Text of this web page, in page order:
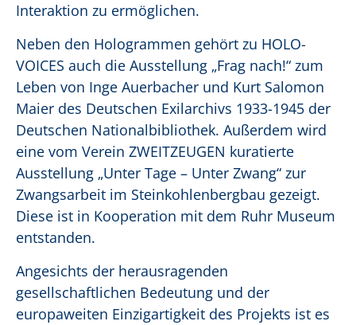
Interaktion zu ermöglichen.
Neben den Hologrammen gehört zu HOLO-
VOICES auch die Ausstellung „Frag nach!“ zum
Leben von Inge Auerbacher und Kurt Salomon
Maier des Deutschen Exilarchivs 1933-1945 der
Deutschen Nationalbibliothek. Außerdem wird
eine vom Verein ZWEITZEUGEN kuratierte
Ausstellung „Unter Tage – Unter Zwang“ zur
Zwangsarbeit im Steinkohlenbergbau gezeigt.
Diese ist in Kooperation mit dem Ruhr Museum
entstanden.
Angesichts der herausragenden
gesellschaftlichen Bedeutung und der
europaweiten Einzigartigkeit des Projekts ist es